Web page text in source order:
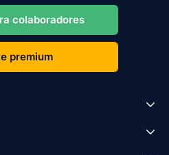
colaboradores
premium